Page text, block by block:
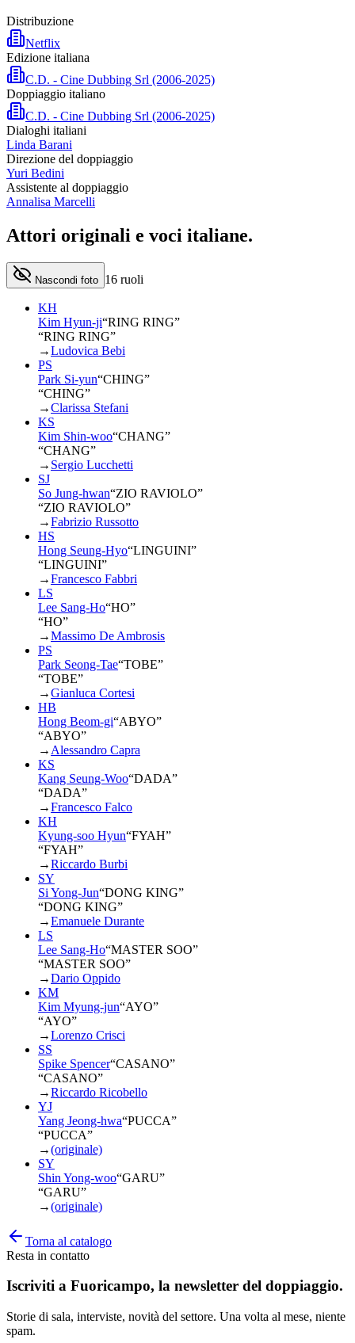
Distribuzione
Netflix
Edizione italiana
C.D. - Cine Dubbing Srl (2006-2025)
Doppiaggio italiano
C.D. - Cine Dubbing Srl (2006-2025)
Dialoghi italiani
Linda Barani
Direzione del doppiaggio
Yuri Bedini
Assistente al doppiaggio
Annalisa Marcelli
Attori originali e voci italiane.
Nascondi foto 16 ruoli
KH
Kim Hyun-ji“RING RING”
“RING RING”
→Ludovica Bebi
PS
Park Si-yun“CHING”
“CHING”
→Clarissa Stefani
KS
Kim Shin-woo“CHANG”
“CHANG”
→ Sergio Lucchetti
SJ
So Jung-hwan“ZIO RAVIOLO”
“ZIO RAVIOLO”
→Fabrizio Russotto
HS
Hong Seung-Hyo“LINGUINI”
“LINGUINI”
→Francesco Fabbri
LS
Lee Sang-Ho“HO”
“HO”
→Massimo De Ambrosis
PS
Park Seong-Tae“TOBE”
“TOBE”
→Gianluca Cortesi
HB
Hong Beom-gi“ABYO”
“ABYO”
→ Alessandro Capra
KS
Kang Seung-Woo“DADA”
“DADA”
→Francesco Falco
KH
Kyung-soo Hyun“FYAH”
“FYAH”
→Riccardo Burbi
SY
Si Yong-Jun“DONG KING”
“DONG KING”
→Emanuele Durante
LS
Lee Sang-Ho“MASTER SOO”
“MASTER SOO”
→Dario Oppido
KM
Kim Myung-jun“AYO”
“AYO”
→Lorenzo Crisci
SS
Spike Spencer“CASANO”
“CASANO”
→Riccardo Ricobello
YJ
Yang Jeong-hwa“PUCCA”
“PUCCA”
→(originale)
SY
Shin Yong-woo“GARU”
“GARU”
→(originale)
Torna al catalogo
Resta in contatto
Iscriviti a Fuoricampo, la newsletter del doppiaggio.
Storie di sala, interviste, novità del settore. Una volta al mese, niente
spam.